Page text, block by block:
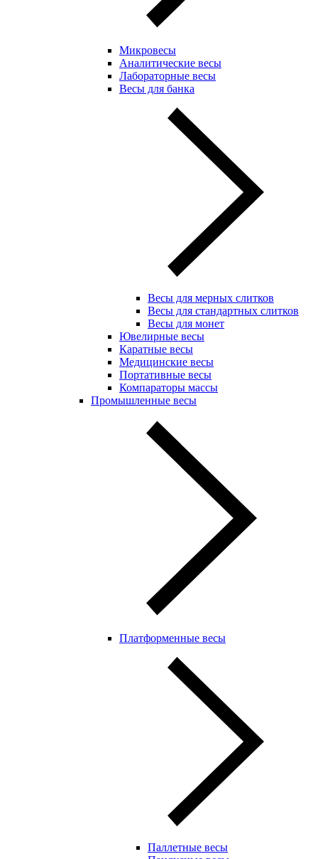
Микровесы
Аналитические весы
Лабораторные весы
Весы для банка
Весы для мерных слитков
Весы для стандартных слитков
Весы для монет
Ювелирные весы
Каратные весы
Медицинские весы
Портативные весы
Компараторы массы
Промышленные весы
Платформенные весы
Паллетные весы